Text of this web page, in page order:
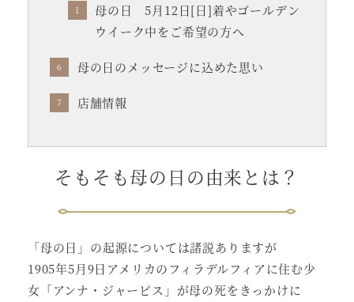
母の日 5月12日[日]着やゴールデン
ウイーク中をご希望の方へ
母の日のメッセージに込めた思い
店舗情報
そもそも母の日の由来とは？
「母の日」の起源については諸説ありますが
1905年5月9日アメリカのフィラデルフィアに住む少
女「アンナ・ジャービス」が母の死をきっかけに